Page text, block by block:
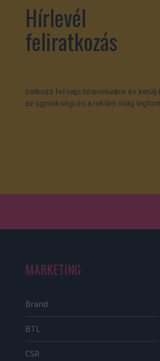
Hírlevél
feliratkozás
Iratkozz fel napi hírlevelünkre és kerülj
az ügynökségi és a reklám világ
MARKETING
Brand
BTL
CSR